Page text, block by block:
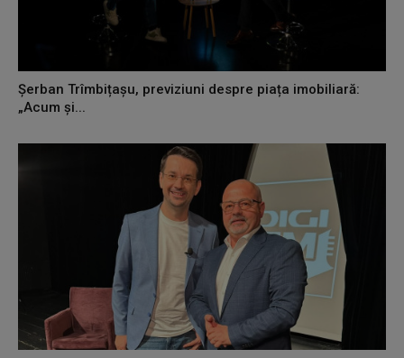
Șerban Trîmbițașu, previziuni despre piața imobiliară:
„Acum și...